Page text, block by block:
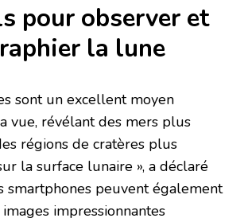
pour observer et
la lune
sont un excellent moyen
vue, révélant des mers plus
régions de cratères plus
la surface lunaire », a déclaré
smartphones peuvent également
impressionnantes